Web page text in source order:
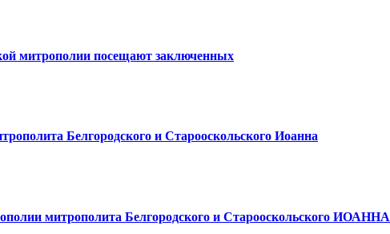
митрополии посещают заключенных
Белгородского и Старооскольского Иоанна
митрополита Белгородского и Старооскольского ИОАННА